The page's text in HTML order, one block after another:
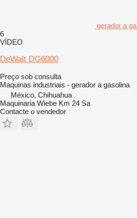
gerador a
6
VÍDEO
DeWalt DG6000
Preço sob consulta
Maquinas industriais - gerador a gasolina
México, Chihuahua
Maquinaria Wiebe Km 24 Sa
Contacte o vendedor